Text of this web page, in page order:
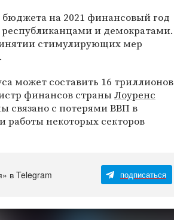
бюджета на 2021 финансовый год
и демократами.
стимулирующих мер
может составить 16 триллионов
финансов страныЛоуренс
связано с потерями ВВП в
работы некоторых секторов
в Telegram подписаться